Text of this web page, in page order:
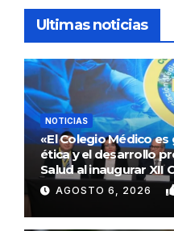
Ultimas noticias
NOTICIAS
«El Colegio Médico
ética y el desarrollo
Salud al inaugurar XII
AGOSTO 6, 2026